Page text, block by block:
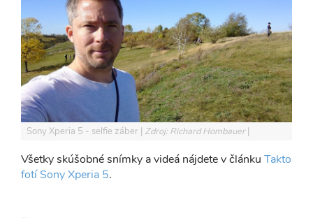
Sony Xperia 5 - selfie záber Zdroj: Richard Hombauer
Všetky skúšobné snímky a videá nájdete v článku Takto
fotí Sony Xperia 5.